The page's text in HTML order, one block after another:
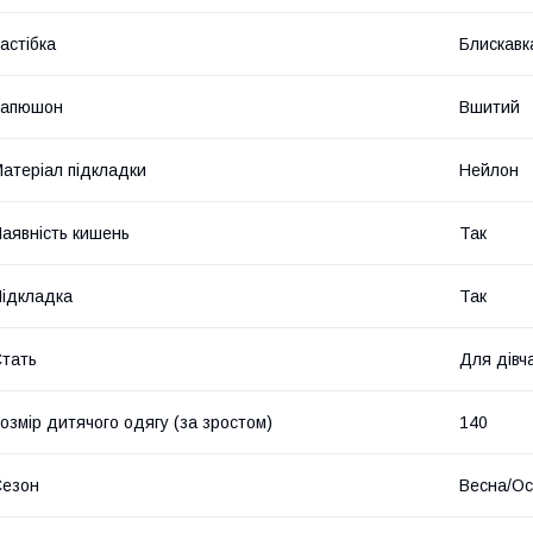
Вшитий
підкладки Нейлон
кишень Так
Так
Для
дитячого одягу (за зростом) 140
Весна/